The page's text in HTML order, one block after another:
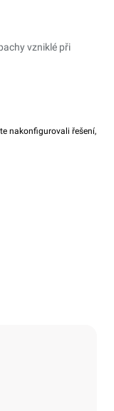
vzniklé při
nakonfigurovali řešení,